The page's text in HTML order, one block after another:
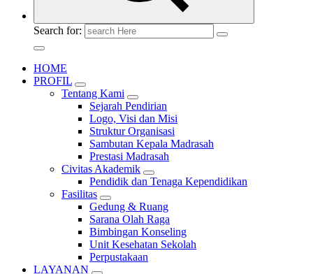
Search for:
HOME
PROFIL
Tentang Kami
Sejarah Pendirian
Logo, Visi dan Misi
Struktur Organisasi
Sambutan Kepala Madrasah
Prestasi Madrasah
Civitas Akademik
Pendidik dan Tenaga Kependidikan
Fasilitas
Gedung & Ruang
Sarana Olah Raga
Bimbingan Konseling
Unit Kesehatan Sekolah
Perpustakaan
LAYANAN